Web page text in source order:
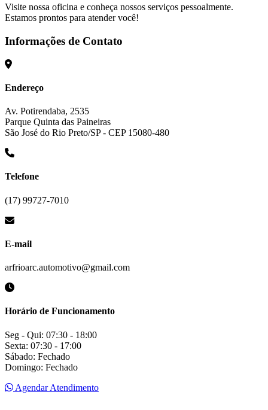
Visite nossa oficina e conheça nossos serviços pessoalmente.
Estamos prontos para atender você!
Informações de Contato
Endereço
Av. Potirendaba, 2535
Parque Quinta das Paineiras
São José do Rio Preto/SP - CEP 15080-480
Telefone
(17) 99727-7010
E-mail
arfrioarc.automotivo@gmail.com
Horário de Funcionamento
Seg - Qui: 07:30 - 18:00
Sexta: 07:30 - 17:00
Sábado: Fechado
Domingo: Fechado
Agendar Atendimento